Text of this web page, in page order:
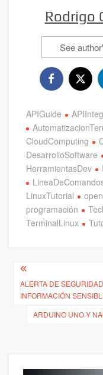
Rodrigo
See
APIGuide
CloudComputing
DesarrolloSoftware
HerramientasDev
LinuxTutorial
programación
TerminalLinux
Navegación
de
entradas
ALERTA DE
INFORMACIÓN
ARDUINO UNO Y